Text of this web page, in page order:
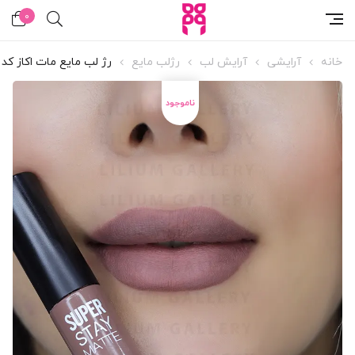
0
خانه آرایشی آرایش لب رژلب مایع رژ لب مایع مات اکاز کد